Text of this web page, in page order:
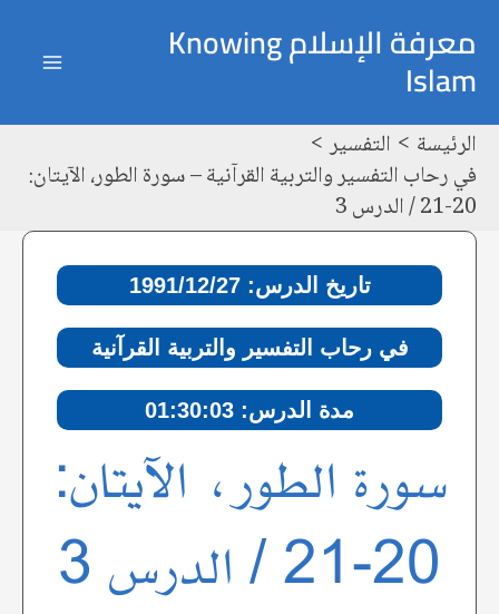
إلى
المحتوى
معرفة الإسلام Knowing
Islam
الرئيسة
التفسير
في رحاب التفسير والتربية القرآنية – سورة الطور، الآيتان:
20-21 / الدرس 3
تاريخ الدرس: 1991/12/27
في رحاب التفسير والتربية القرآنية
مدة الدرس: 01:30:03
سورة الطور، الآيتان:
20-21 / الدرس 3
navigation